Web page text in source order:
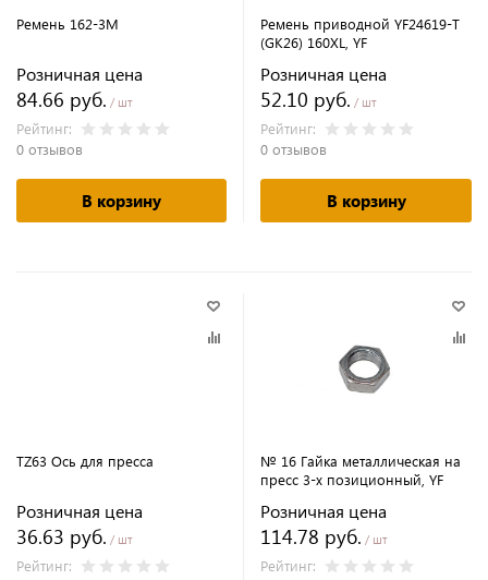
Ремень 162-3M
Розничная цена
84.66 руб. / шт
Рейтинг:
0 отзывов
В корзину
Ремень приводной YF24619-T
(GK26) 160XL, YF
Розничная цена
52.10 руб. / шт
Рейтинг:
0 отзывов
В корзину
TZ63 Ось для пресса
Розничная цена
36.63 руб. / шт
Рейтинг:
№ 16 Гайка металлическая на
пресс 3-х позиционный, YF
Розничная цена
114.78 руб. / шт
Рейтинг: